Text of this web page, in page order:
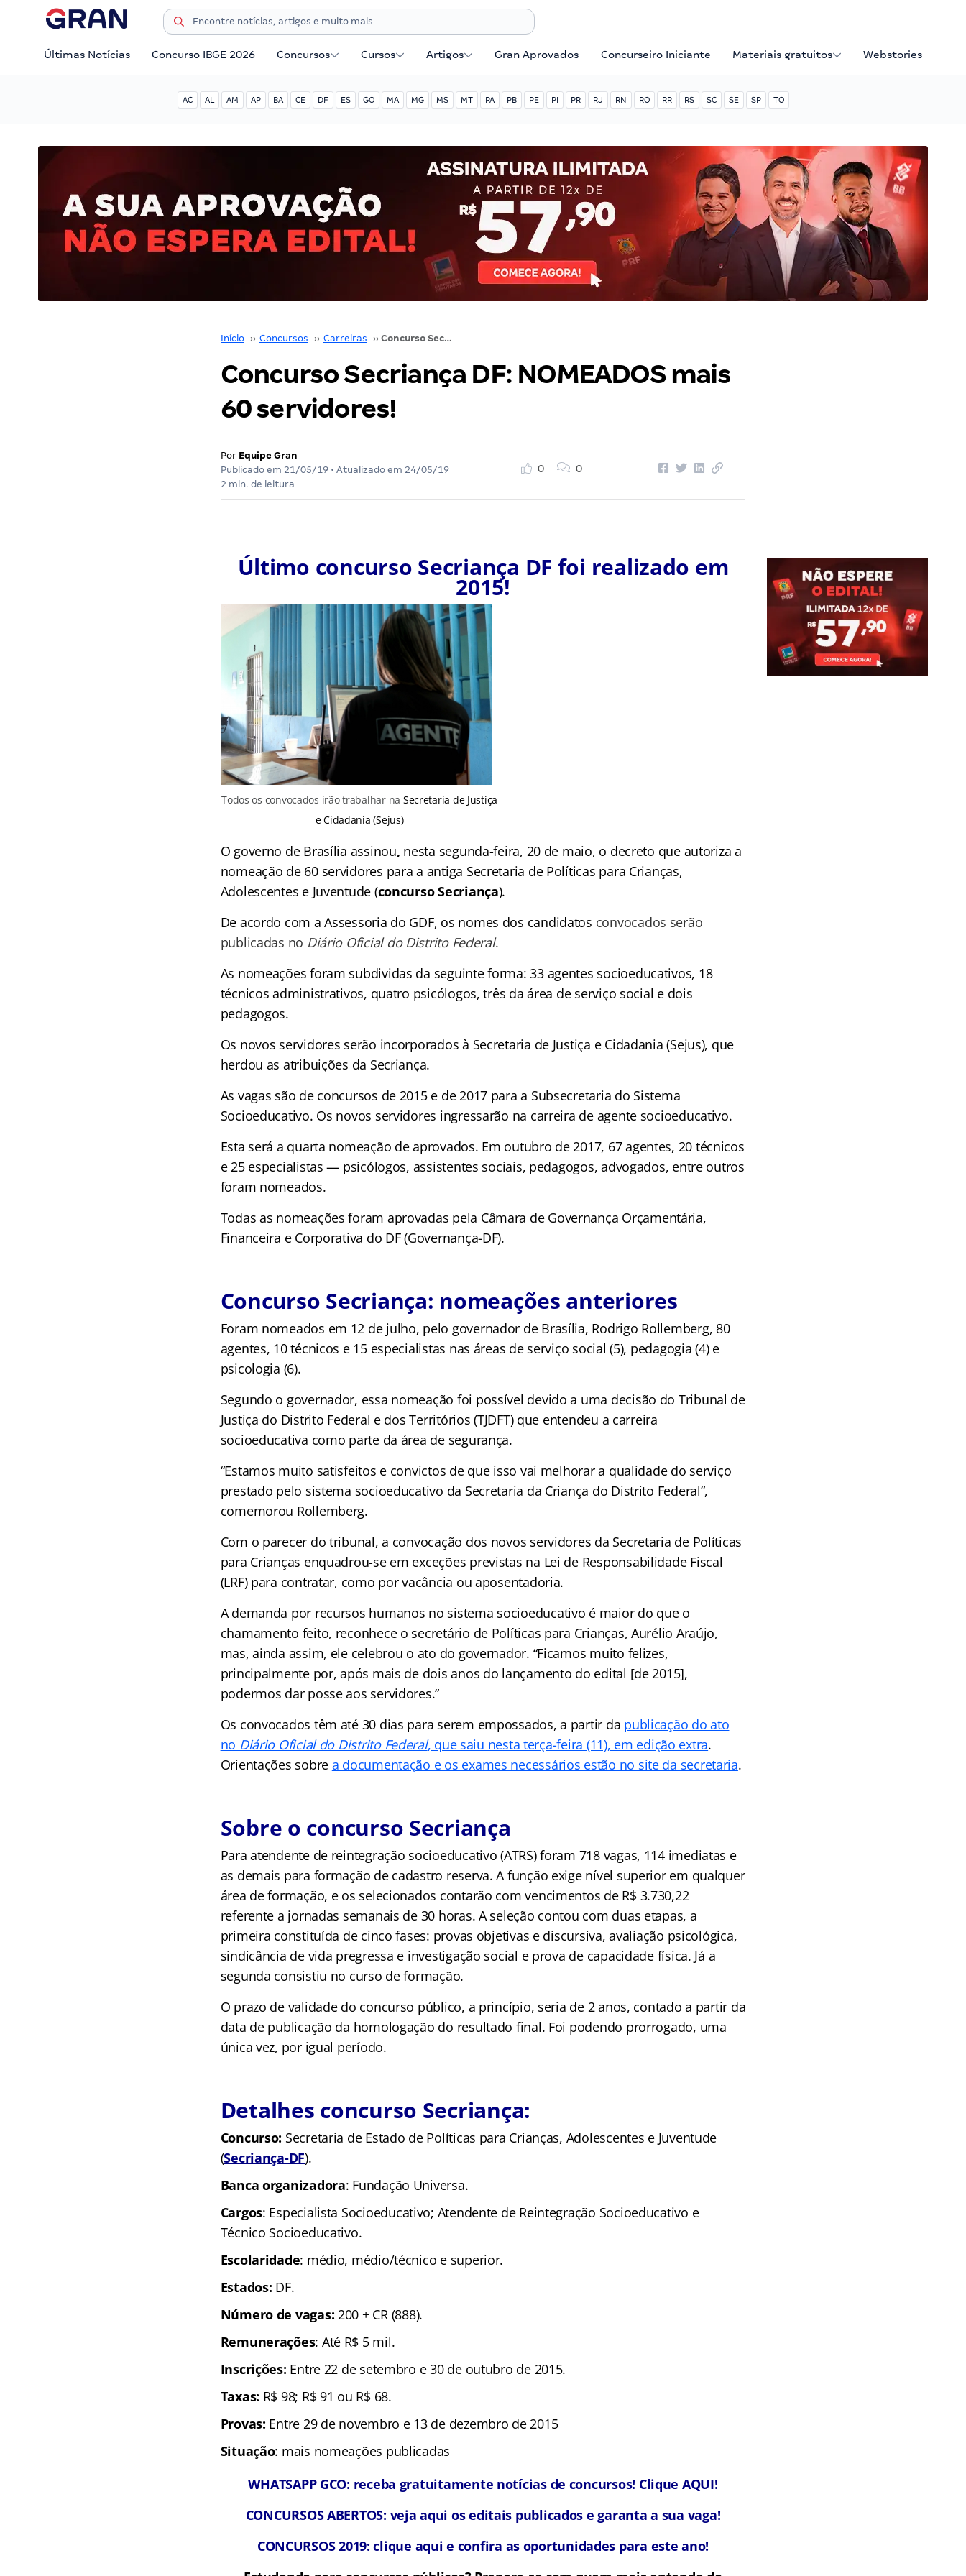
Últimas Notícias Concurso IBGE 2026 Concursos Cursos Artigos Gran Aprovados Concurseiro Iniciante Materiais gratuitos Webstories
AC AL AM AP BA CE DF ES GO MA MG MS MT PA PB PE PI PR RJ RN RO RR RS SC SE SP TO
Início ›› Concursos ›› Carreiras ›› Concurso Secriança DF: NOMEADOS mais 60 servidores!
Concurso Secriança DF: NOMEADOS mais
60 servidores!
Por Equipe Gran
Publicado em 21/05/19• Atualizado em 24/05/19
2 min. de leitura
0 0
Último concurso Secriança DF foi realizado em
2015!
Todos os convocados irão trabalhar na Secretaria de Justiça
e Cidadania (Sejus)
O governo de Brasília assinou, nesta segunda-feira, 20 de maio, o decreto que autoriza a
nomeação de 60 servidores para a antiga Secretaria de Políticas para Crianças,
Adolescentes e Juventude (concurso Secriança).
De acordo com a Assessoria do GDF, os nomes dos candidatos convocados serão
publicadas no Diário Oficial do Distrito Federal.
As nomeações foram subdividas da seguinte forma: 33 agentes socioeducativos, 18
técnicos administrativos, quatro psicólogos, três da área de serviço social e dois
pedagogos.
Os novos servidores serão incorporados à Secretaria de Justiça e Cidadania (Sejus), que
herdou as atribuições da Secriança.
As vagas são de concursos de 2015 e de 2017 para a Subsecretaria do Sistema
Socioeducativo. Os novos servidores ingressarão na carreira de agente socioeducativo.
Esta será a quarta nomeação de aprovados. Em outubro de 2017, 67 agentes, 20 técnicos
e 25 especialistas — psicólogos, assistentes sociais, pedagogos, advogados, entre outros
foram nomeados.
Todas as nomeações foram aprovadas pela Câmara de Governança Orçamentária,
Financeira e Corporativa do DF (Governança-DF).
Concurso Secriança: nomeações anteriores
Foram nomeados em 12 de julho, pelo governador de Brasília, Rodrigo Rollemberg, 80
agentes, 10 técnicos e 15 especialistas nas áreas de serviço social (5), pedagogia (4) e
psicologia (6).
Segundo o governador, essa nomeação foi possível devido a uma decisão do Tribunal de
Justiça do Distrito Federal e dos Territórios (TJDFT) que entendeu a carreira
socioeducativa como parte da área de segurança.
“Estamos muito satisfeitos e convictos de que isso vai melhorar a qualidade do serviço
prestado pelo sistema socioeducativo da Secretaria da Criança do Distrito Federal”,
comemorou Rollemberg.
Com o parecer do tribunal, a convocação dos novos servidores da Secretaria de Políticas
para Crianças enquadrou-se em exceções previstas na Lei de Responsabilidade Fiscal
(LRF) para contratar, como por vacância ou aposentadoria.
A demanda por recursos humanos no sistema socioeducativo é maior do que o
chamamento feito, reconhece o secretário de Políticas para Crianças, Aurélio Araújo,
mas, ainda assim, ele celebrou o ato do governador. “Ficamos muito felizes,
principalmente por, após mais de dois anos do lançamento do edital [de 2015],
podermos dar posse aos servidores.”
Os convocados têm até 30 dias para serem empossados, a partir da publicação do ato
no Diário Oficial do Distrito Federal, que saiu nesta terça-feira (11), em edição extra.
Orientações sobre a documentação e os exames necessários estão no site da secretaria.
Sobre o concurso Secriança
Para atendente de reintegração socioeducativo (ATRS) foram 718 vagas, 114 imediatas e
as demais para formação de cadastro reserva. A função exige nível superior em qualquer
área de formação, e os selecionados contarão com vencimentos de R$ 3.730,22
referente a jornadas semanais de 30 horas. A seleção contou com duas etapas, a
primeira constituída de cinco fases: provas objetivas e discursiva, avaliação psicológica,
sindicância de vida pregressa e investigação social e prova de capacidade física. Já a
segunda consistiu no curso de formação.
O prazo de validade do concurso público, a princípio, seria de 2 anos, contado a partir da
data de publicação da homologação do resultado final. Foi podendo prorrogado, uma
única vez, por igual período.
Detalhes concurso Secriança:
Concurso: Secretaria de Estado de Políticas para Crianças, Adolescentes eJuventude
(Secriança-DF).
Banca organizadora: Fundação Universa.
Cargos: Especialista Socioeducativo; Atendente de Reintegração Socioeducativo e
Técnico Socioeducativo.
Escolaridade: médio, médio/técnico e superior.
Estados: DF.
Número de vagas: 200 + CR (888).
Remunerações: Até R$ 5 mil.
Inscrições: Entre 22 de setembro e 30 de outubro de 2015.
Taxas: R$ 98; R$ 91 ou R$ 68.
Provas: Entre 29 de novembro e 13 de dezembro de 2015
Situação: mais nomeações publicadas
WHATSAPP GCO: receba gratuitamente notícias de concursos! Clique AQUI!
CONCURSOS ABERTOS: veja aqui os editais publicados e garanta a sua vaga!
CONCURSOS 2019: clique aqui e confira as oportunidades para este ano!